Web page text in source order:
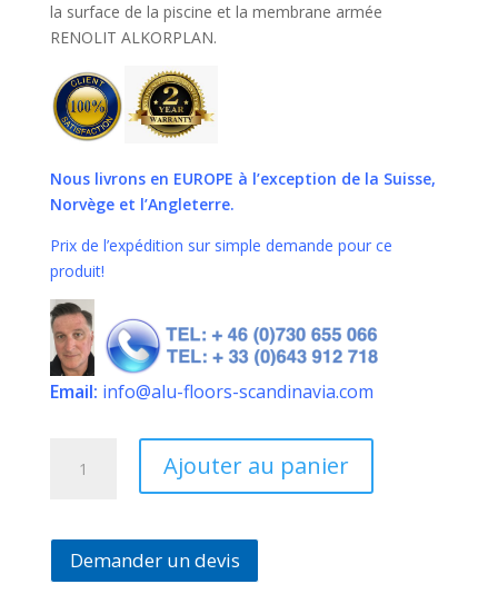
la surface de la piscine et la membrane armée
RENOLIT ALKORPLAN.
Nous livrons en EUROPE à l’exception de la Suisse,
Norvège et l’Angleterre.
Prix de l’expédition sur simple demande pour ce
produit!
Email: info@alu-floors-scandinavia.com
400
grs/m2
Ajouter au panier
Demander un devis